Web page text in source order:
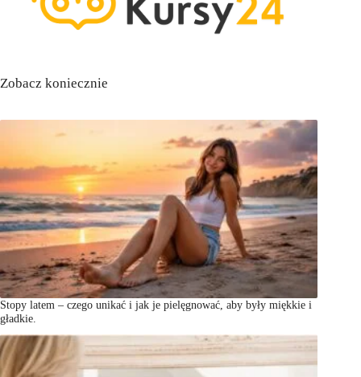
Zobacz koniecznie
Stopy latem – czego unikać i jak je pielęgnować, aby były miękkie i
gładkie.